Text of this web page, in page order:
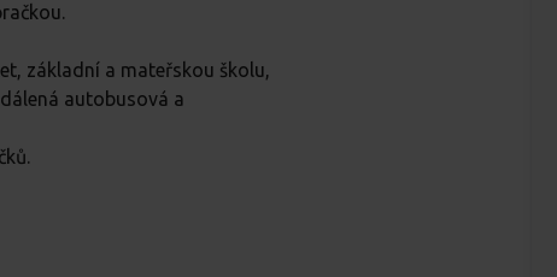
základní a mateřskou školu,
autobusová a